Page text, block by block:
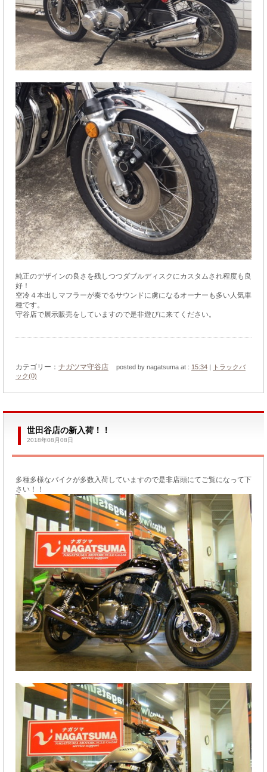
純正のデザインの良さを残しつつダブルディスクにカスタムされ程度も良
好！
空冷４本出しマフラーが奏でるサウンドに虜になるオーナーも多い人気車
種です。
守谷店で展示販売をしていますので是非遊びに来てください。
カテゴリー： ナガツマ守谷店 posted by nagatsuma at : 15:34 |
トラックバ
ック(0)
世田谷店の新入荷！！
2018年08月08日
多種多様なバイクが多数入荷していますので是非店頭にてご覧になって下
さい！！